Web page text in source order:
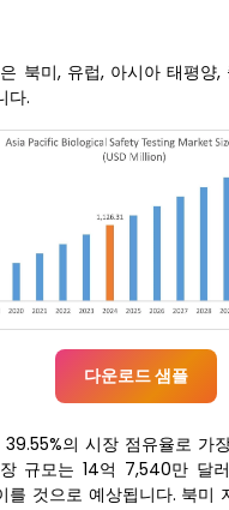
북미, 유럽, 아시아 태평양
다.
다운로드 샘플
의 시장 점유율로 가
규모는 14억 7,540만 달
를 것으로 예상됩니다. 북미